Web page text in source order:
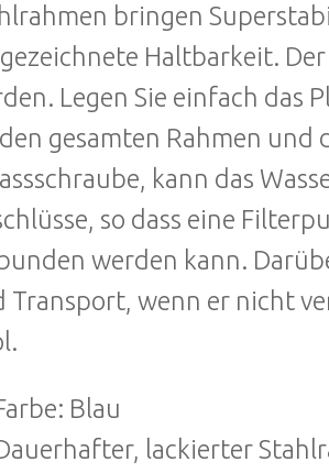
bringen
Haltbarkeit.
Legen Sie einfach das
gesamten Rahmen
kann das
so dass eine
werden kann.
Transport, wenn er nicht
Blau
lackierter